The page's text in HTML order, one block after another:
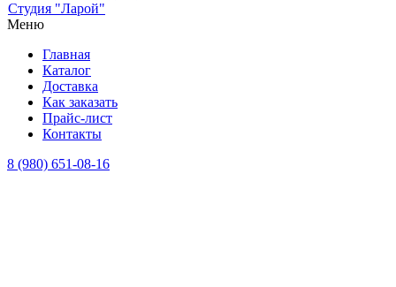
Студия "Ларой"
Меню
Главная
Каталог
Доставка
Как заказать
Прайс-лист
Контакты
8 (980) 651-08-16